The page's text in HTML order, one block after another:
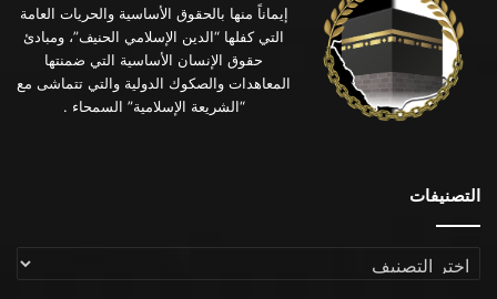
إيماناً منها بالحقوق الأساسية والحريات العامة
التي كفلها “الدين الإسلامي الحنيف”، ومبادئ
حقوق الإنسان الأساسية التي ضمنتها
المعاهدات والصكوك الدولية والتي تتماشى مع
“الشريعة الإسلامية” السمحاء .
التصنيفات
التصنيفات